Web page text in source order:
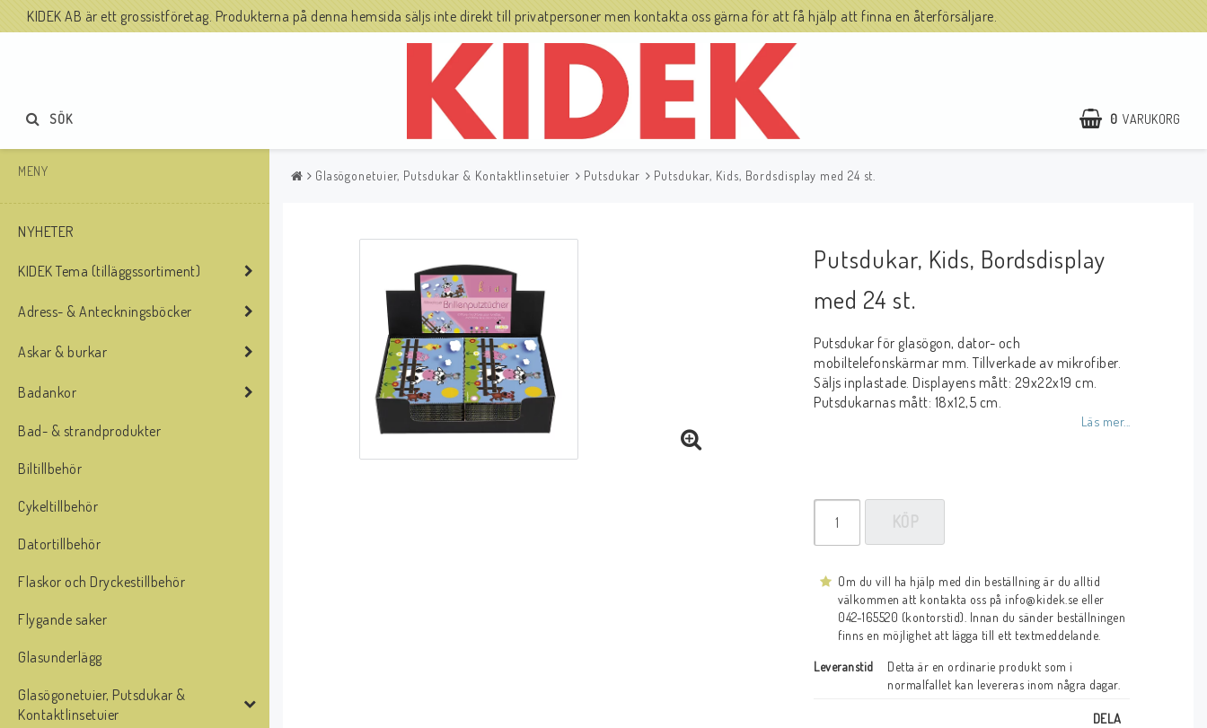
KIDEK AB är ett grossistföretag. Produkterna på denna hemsida säljs inte direkt till privatpersoner men kontakta oss gärna för att få hjälp att finna en återförsäljare.
0 VARUKORG
SÖK
MENY
NYHETER
KIDEK Tema (tilläggssortiment)
Adress- & Anteckningsböcker
Askar & burkar
Badankor
Bad- & strandprodukter
Biltillbehör
Cykeltillbehör
Datortillbehör
Flaskor och Dryckestillbehör
Flygande saker
Glasunderlägg
Glasögonetuier, Putsdukar &
Kontaktlinsetuier
Glasögonetuier, Putsdukar & Kontaktlinsetuier Putsdukar Putsdukar, Kids, Bordsdisplay med 24 st.
Putsdukar, Kids, Bordsdisplay
med 24 st.
Putsdukar för glasögon, dator- och
mobiltelefonskärmar mm. Tillverkade av mikrofiber.
Säljs inplastade. Displayens mått: 29x22x19 cm.
Putsdukarnas mått: 18x12,5 cm.
Läs mer...
KÖP
Om du vill ha hjälp med din beställning är du alltid
välkommen att kontakta oss på info@kidek.se eller
042-165520 (kontorstid). Innan du sänder beställningen
finns en möjlighet att lägga till ett textmeddelande.
Leveranstid
Detta är en ordinarie produkt som i
normalfallet kan levereras inom några dagar.
DELA